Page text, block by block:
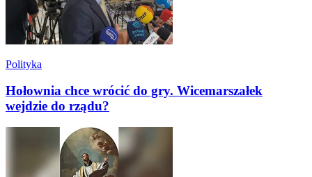
Polityka
Hołownia chce wrócić do gry. Wicemarszałek
wejdzie do rządu?